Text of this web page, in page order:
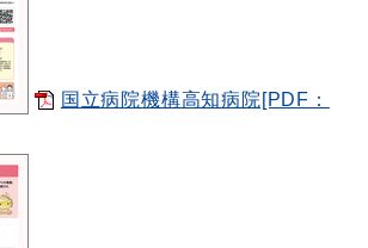
国立病院機構高知病院[PDF：